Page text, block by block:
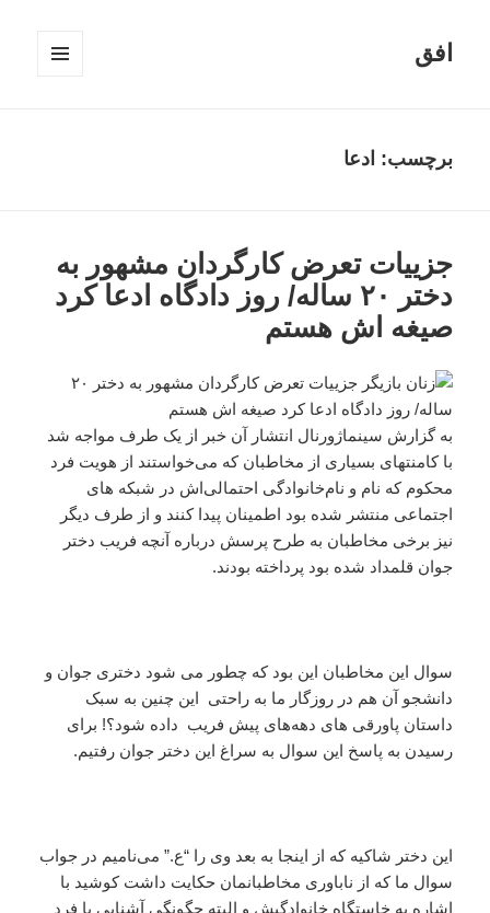
افق
برچسب: ادعا
جزییات تعرض کارگردان مشهور به
دختر ۲۰ ساله/ روز دادگاه ادعا کرد
صیغه اش هستم
به گزارش سینماژورنال انتشار آن خبر از یک طرف مواجه شد
با کامنتهای بسیاری از مخاطبان که می‌خواستند از هویت فرد
محکوم که نام و نام‌خانوادگی احتمالی‌اش در شبکه های
اجتماعی منتشر شده بود اطمینان پیدا کنند و از طرف دیگر
نیز برخی مخاطبان به طرح پرسش درباره آنچه فریب دختر
جوان قلمداد شده بود پرداخته بودند.
سوال این مخاطبان این بود که چطور می شود دختری جوان و
دانشجو آن هم در روزگار ما به راحتی این چنین به سبک
داستان پاورقی های دهه‌های پیش فریب داده شود؟! برای
رسیدن به پاسخ این سوال به سراغ این دختر جوان رفتیم.
این دختر شاکیه که از اینجا به بعد وی را “ع.” می‌نامیم در جواب
سوال ما که از ناباوری مخاطبانمان حکایت داشت کوشید با
اشاره به خاستگاه خانوادگیش و البته چگونگی آشنایی با فرد